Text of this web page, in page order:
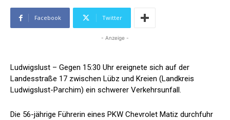
Facebook Twitter
- Anzeige -
Ludwigslust – Gegen 15:30 Uhr ereignete sich auf der
Landesstraße 17 zwischen Lübz und Kreien (Landkreis
Ludwigslust-Parchim) ein schwerer Verkehrsunfall.
Die 56-jährige Führerin eines PKW Chevrolet Matiz durchfuhr